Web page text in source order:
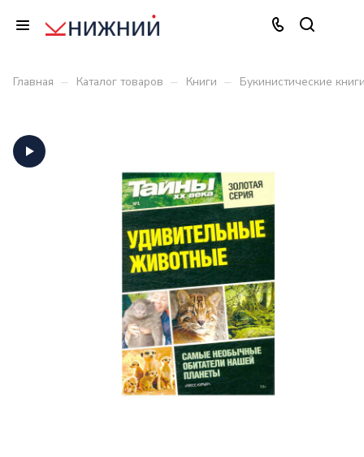
Главная – Каталог товаров – Книги – Букинистические